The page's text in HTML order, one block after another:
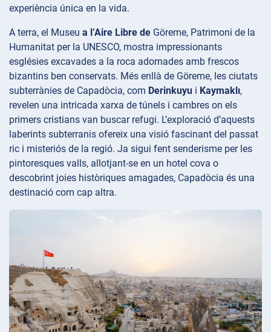
experiència única en la vida.
A terra, el Museu a l’Aire Libre de Göreme, Patrimoni de la
Humanitat per la UNESCO, mostra impressionants
esglésies excavades a la roca adornades amb frescos
bizantins ben conservats. Més enllà de Göreme, les ciutats
subterrànies de Capadòcia, com Derinkuyu i Kaymaklı,
revelen una intricada xarxa de túnels i cambres on els
primers cristians van buscar refugi. L’exploració d’aquests
laberints subterranis ofereix una visió fascinant del passat
ric i misteriós de la regió. Ja sigui fent senderisme per les
pintoresques valls, allotjant-se en un hotel cova o
descobrint joies històriques amagades, Capadòcia és una
destinació com cap altra.